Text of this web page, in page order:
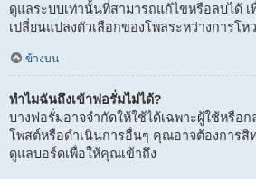
ดูแลระบบเท่านั้นที่สามารถแก้ไขหรือลบได้
เปลี่ยนแปลงตัวเลือกของโพลระหว่างการโห
ข้างบน
ทำไมฉันถึงเข้าฟอรั่มไม่ได้?
บางฟอรั่มอาจจำกัดให้ใช้ได้เฉพาะผู้ใช้หรือก
โพสต์หรือดำเนินการอื่นๆ คุณอาจต้องการสิ
ดูแลบอร์ดเพื่อให้คุณเข้าถึง